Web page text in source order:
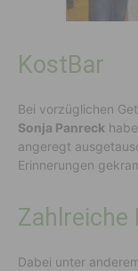
KostBar
Bei vorzüglichen
Sonja Panreck
angeregt
Erinnerungen
Zahlreiche
Dabei unter